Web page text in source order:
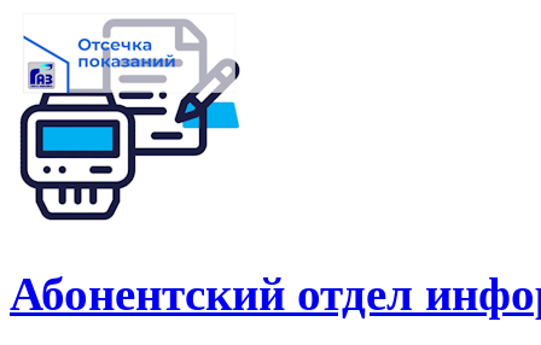
Абонентский отдел